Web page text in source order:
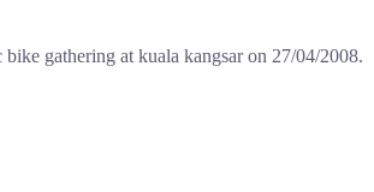
bike gathering at kuala kangsar on 27/04/2008.